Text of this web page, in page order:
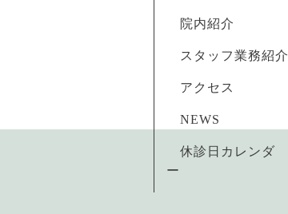
院内紹介
スタッフ業務紹介
アクセス
NEWS
休診日カレンダ
ー